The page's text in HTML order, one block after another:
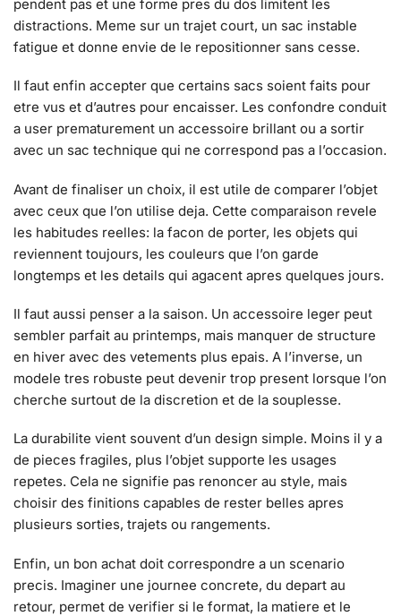
pendent pas et une forme pres du dos limitent les
distractions. Meme sur un trajet court, un sac instable
fatigue et donne envie de le repositionner sans cesse.
Il faut enfin accepter que certains sacs soient faits pour
etre vus et d’autres pour encaisser. Les confondre conduit
a user prematurement un accessoire brillant ou a sortir
avec un sac technique qui ne correspond pas a l’occasion.
Avant de finaliser un choix, il est utile de comparer l’objet
avec ceux que l’on utilise deja. Cette comparaison revele
les habitudes reelles: la facon de porter, les objets qui
reviennent toujours, les couleurs que l’on garde
longtemps et les details qui agacent apres quelques jours.
Il faut aussi penser a la saison. Un accessoire leger peut
sembler parfait au printemps, mais manquer de structure
en hiver avec des vetements plus epais. A l’inverse, un
modele tres robuste peut devenir trop present lorsque l’on
cherche surtout de la discretion et de la souplesse.
La durabilite vient souvent d’un design simple. Moins il y a
de pieces fragiles, plus l’objet supporte les usages
repetes. Cela ne signifie pas renoncer au style, mais
choisir des finitions capables de rester belles apres
plusieurs sorties, trajets ou rangements.
Enfin, un bon achat doit correspondre a un scenario
precis. Imaginer une journee concrete, du depart au
retour, permet de verifier si le format, la matiere et le